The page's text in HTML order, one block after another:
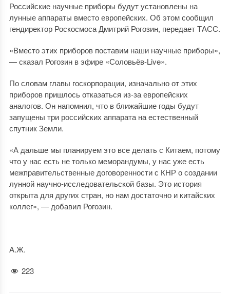
Российские научные приборы будут установлены на
лунные аппараты вместо европейских. Об этом сообщил
гендиректор Роскосмоса Дмитрий Рогозин, передает ТАСС.
«Вместо этих приборов поставим наши научные приборы»,
— сказал Рогозин в эфире «Соловьёв-Live».
По словам главы госкорпорации, изначально от этих
приборов пришлось отказаться из-за европейских
аналогов. Он напомнил, что в ближайшие годы будут
запущены три российских аппарата на естественный
спутник Земли.
«А дальше мы планируем это все делать с Китаем, потому
что у нас есть не только меморандумы, у нас уже есть
межправительственные договоренности с КНР о создании
лунной научно-исследовательской базы. Это история
открыта для других стран, но нам достаточно и китайских
коллег», — добавил Рогозин.
А.Ж.
223